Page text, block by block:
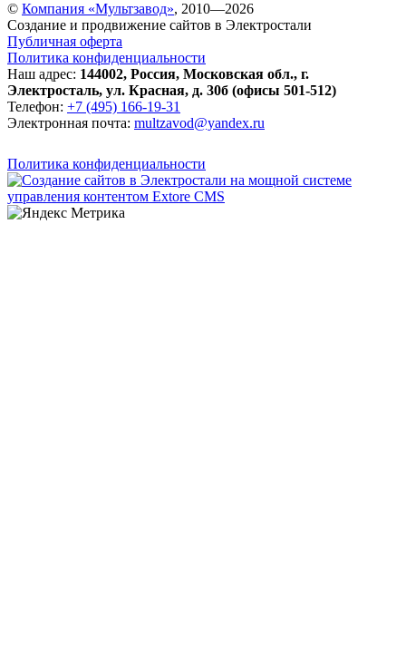
© Компания «Мультзавод», 2010—2026
Создание и продвижение сайтов в Электростали
Публичная оферта
Политика конфиденциальности
Наш адрес: 144002, Россия, Московская обл., г.
Электросталь, ул. Красная, д. 30б (офисы 501-512)
Телефон: +7 (495) 166-19-31
Электронная почта: multzavod@yandex.ru
Политика конфиденциальности